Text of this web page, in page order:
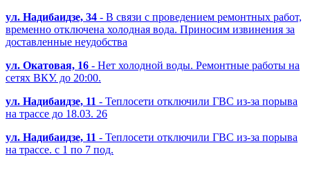
ул. Надибаидзе, 34 - В связи с проведением ремонтных работ,
временно отключена холодная вода. Приносим извинения за
доставленные неудобства
ул. Окатовая, 16 - Нет холодной воды. Ремонтные работы на
сетях ВКУ. до 20:00.
ул. Надибаидзе, 11 - Теплосети отключили ГВС из-за порыва
на трассе до 18.03. 26
ул. Надибаидзе, 11 - Теплосети отключили ГВС из-за порыва
на трассе. с 1 по 7 под.